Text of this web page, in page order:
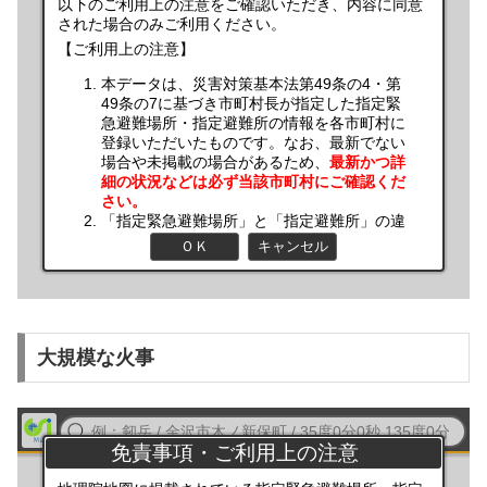
大規模な火事